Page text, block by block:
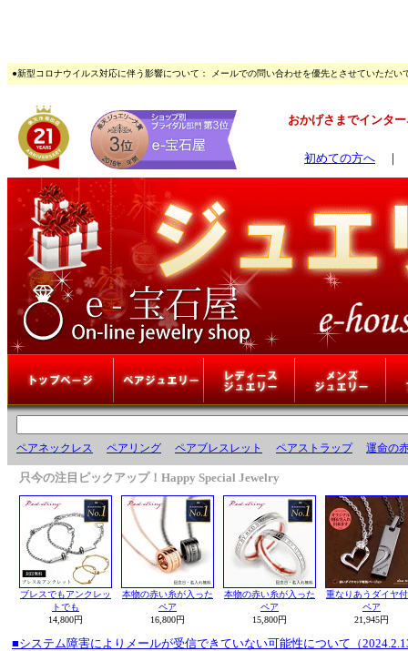
●新型コロナウイルス対応に伴う影響について： メールでの問い合わせを優先とさせていただい
おかげさまでインタ
初めての方へ
ペアネックレス ペアリング ペアブレスレット ペアストラップ 運命の
只今の注目ピックアップ！Happy Special Jewelry
ブレスでもアンクレッ
トでも
14,800円
本物の赤い糸が入った
ペア
16,800円
本物の赤い糸が入った
ペア
15,800円
重なりあうダイヤ
ペア
21,945円
■システム障害によりメールが受信できていない可能性について（